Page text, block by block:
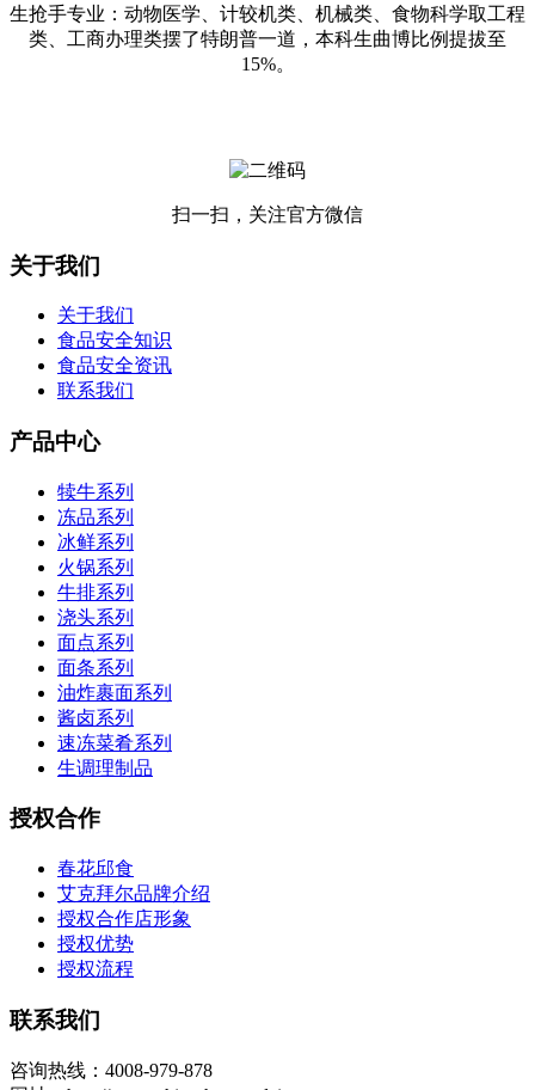
生抢手专业：动物医学、计较机类、机械类、食物科学取工程
类、工商办理类摆了特朗普一道，本科生曲博比例提拔至
15%。
扫一扫，关注官方微信
关于我们
关于我们
食品安全知识
食品安全资讯
联系我们
产品中心
犊牛系列
冻品系列
冰鲜系列
火锅系列
牛排系列
浇头系列
面点系列
面条系列
油炸裹面系列
酱卤系列
速冻菜肴系列
生调理制品
授权合作
春花邱食
艾克拜尔品牌介绍
授权合作店形象
授权优势
授权流程
联系我们
咨询热线：4008-979-878